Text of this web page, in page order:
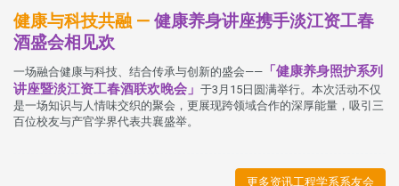
健康与科技共融 — 健康养身讲座携手淡江资工春
酒盛会相见欢
一场融合健康与科技、结合传承与创新的盛会—— 「健康养身照护系列
讲座暨淡江资工春酒联欢晚会」 于3月15日圆满举行。本次活动不仅
是一场知识与人情味交织的聚会，更展现跨领域合作的深厚能量，吸引三
百位校友与产官学界代表共襄盛举。
更多资讯工程学系系友会